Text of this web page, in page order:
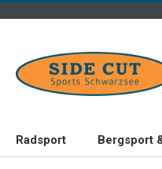
Radsport Bergsport